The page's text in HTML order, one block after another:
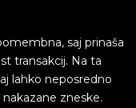
saj prinaša
transakcij. Na ta
lahko neposredno
zneske.